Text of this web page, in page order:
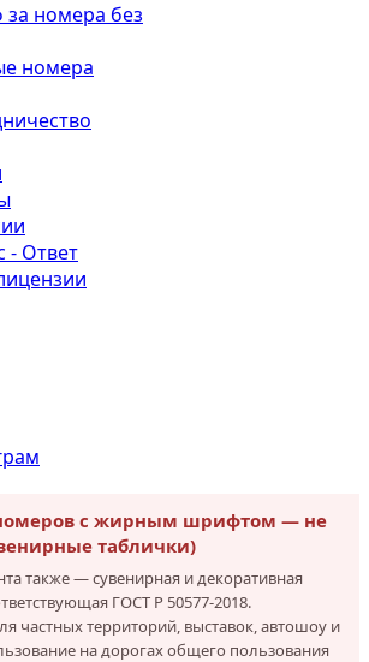
номера без
номера
- Ответ
с жирным шрифтом — не
таблички)
также — сувенирная и декоративная
ГОСТ Р 50577-2018.
частных территорий, выставок, автошоу и
на дорогах общего пользования